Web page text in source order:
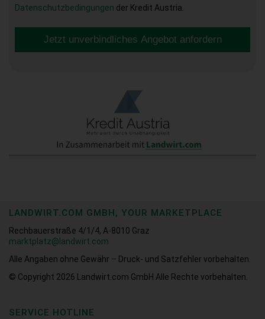
Datenschutzbedingungen der Kredit Austria.
Jetzt unverbindliches Angebot anfordern
LANDWIRT.COM GMBH, YOUR MARKETPLACE
Rechbauerstraße 4/1/4, A-8010 Graz
marktplatz@landwirt.com
Alle Angaben ohne Gewähr – Druck- und Satzfehler vorbehalten.
© Copyright 2026
Landwirt.com GmbH Alle Rechte vorbehalten.
SERVICE HOTLINE